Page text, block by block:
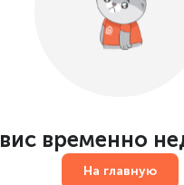
временно
На главную